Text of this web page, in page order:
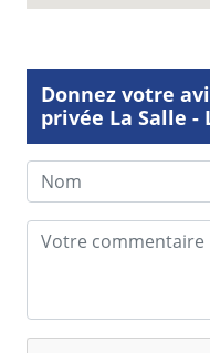
Donnez votre
privée La Salle -